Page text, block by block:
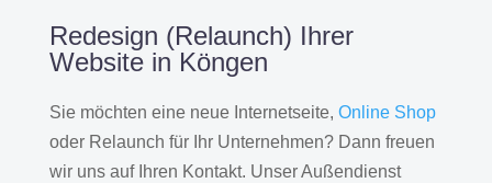
Redesign (Relaunch) Ihrer
Website in Köngen
Sie möchten eine neue Internetseite, Online Shop
oder Relaunch für Ihr Unternehmen? Dann freuen
wir uns auf Ihren Kontakt. Unser Außendienst